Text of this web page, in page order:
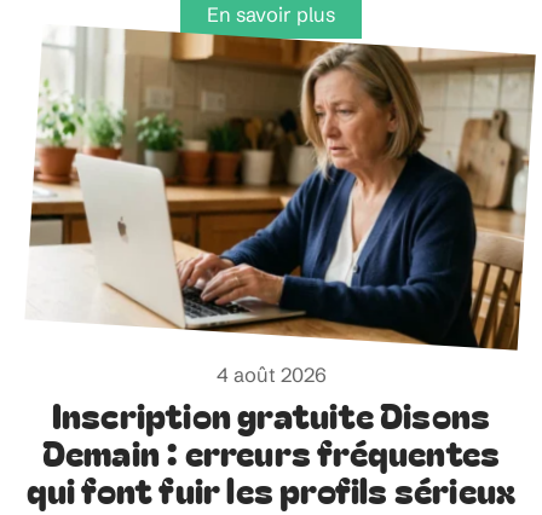
En savoir plus
4 août 2026
Inscription gratuite Disons
Demain : erreurs fréquentes
qui font fuir les profils sérieux